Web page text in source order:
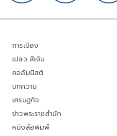
การเมือง
เปลว สีเงิน
คอลัมนิสต์
บทความ
เศรษฐกิจ
ข่าวพระราชสำนัก
หนังสือพิมพ์